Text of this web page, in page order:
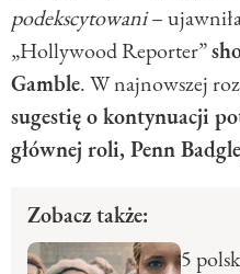
podekscytowani–
„Hollywood Reporter”
Gamble. W najnowszej
sugestię o kontynuacji
głównej roli, Penn
Zobacz także:
5